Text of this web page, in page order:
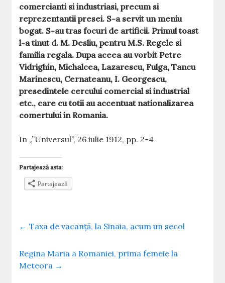
comercianti si industriasi, precum si
reprezentantii presei. S-a servit un meniu
bogat. S-au tras focuri de artificii. Primul toast
l-a tinut d. M. Desliu, pentru M.S. Regele si
familia regala. Dupa aceea au vorbit Petre
Vidrighin, Michalcea, Lazarescu, Fulga, Tancu
Marinescu, Cernateanu, I. Georgescu,
presedintele cercului comercial si industrial
etc., care cu totii au accentuat nationalizarea
comertului in Romania.
In „”Universul”, 26 iulie 1912, pp. 2-4
Partajează asta:
Partajează
← Taxa de vacanță, la Sinaia, acum un secol
Regina Maria a Romaniei, prima femeie la
Meteora →